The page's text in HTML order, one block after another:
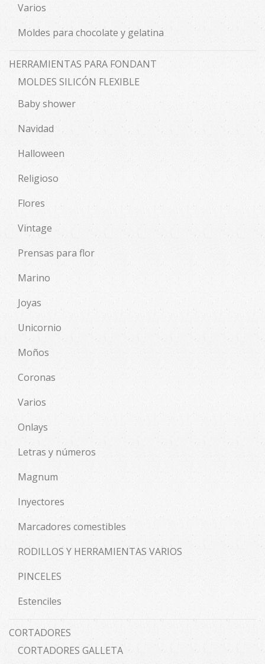
Varios
Moldes para chocolate y gelatina
HERRAMIENTAS PARA FONDANT
MOLDES SILICÓN FLEXIBLE
Baby shower
Navidad
Halloween
Religioso
Flores
Vintage
Prensas para flor
Marino
Joyas
Unicornio
Moños
Coronas
Varios
Onlays
Letras y números
Magnum
Inyectores
Marcadores comestibles
RODILLOS Y HERRAMIENTAS VARIOS
PINCELES
Estenciles
CORTADORES
CORTADORES GALLETA